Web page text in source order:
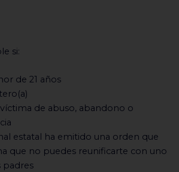
si:
de 21 años
víctima de abuso, abandono o
estatal ha emitido una orden que
que no puedes reunificarte con uno
padres